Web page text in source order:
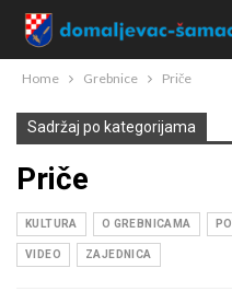
Home Grebnice Priče
Sadržaj po kategorijama
Priče
KULTURA O GREBNICAMA
VIDEO ZAJEDNICA